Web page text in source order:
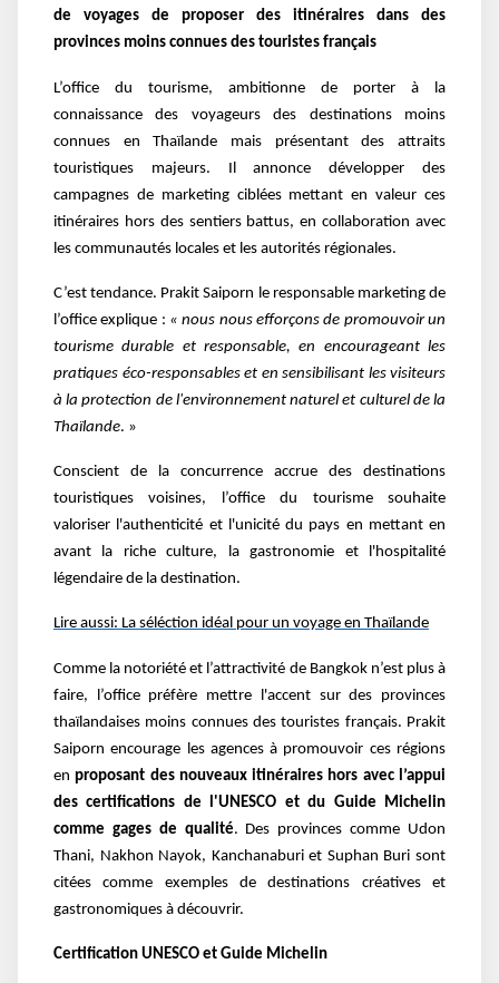
de voyages de proposer des itinéraires dans des
provinces moins connues des touristes français
L’office du tourisme, ambitionne de porter à la
connaissance des voyageurs des destinations moins
connues en Thaïlande mais présentant des attraits
touristiques majeurs. Il annonce développer des
campagnes de marketing ciblées mettant en valeur ces
itinéraires hors des sentiers battus, en collaboration avec
les communautés locales et les autorités régionales.
C’est tendance. Prakit Saiporn le responsable marketing de
l’office explique : « nous nous efforçons de promouvoir un
tourisme durable et responsable, en encourageant les
pratiques éco-responsables et en sensibilisant les visiteurs
à la protection de l'environnement naturel et culturel de la
Thaïlande. »
Conscient de la concurrence accrue des destinations
touristiques voisines, l’office du tourisme souhaite
valoriser l'authenticité et l'unicité du pays en mettant en
avant la riche culture, la gastronomie et l'hospitalité
légendaire de la destination.
Lire aussi: La séléction idéal pour un voyage en Thaïlande
Comme la notoriété et l’attractivité de Bangkok n’est plus à
faire, l’office préfère mettre l'accent sur des provinces
thaïlandaises moins connues des touristes français. Prakit
Saiporn encourage les agences à promouvoir ces régions
enproposant des nouveaux itinéraires hors avec l’appui
des certifications de l'UNESCO et du Guide Michelin
comme gages de qualité. Des provinces comme Udon
Thani, Nakhon Nayok, Kanchanaburi et Suphan Buri sont
citées comme exemples de destinations créatives et
gastronomiques à découvrir.
Certification UNESCO et Guide Michelin